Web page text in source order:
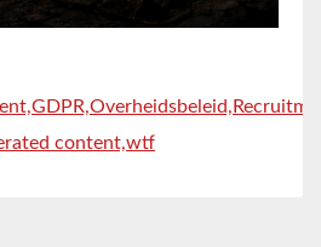
GDPR,Overheidsbeleid,
content,wtf